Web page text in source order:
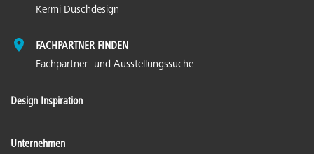
Kermi Duschdesign
FACHPARTNER FINDEN
Fachpartner- und Ausstellungssuche
Design Inspiration
Unternehmen